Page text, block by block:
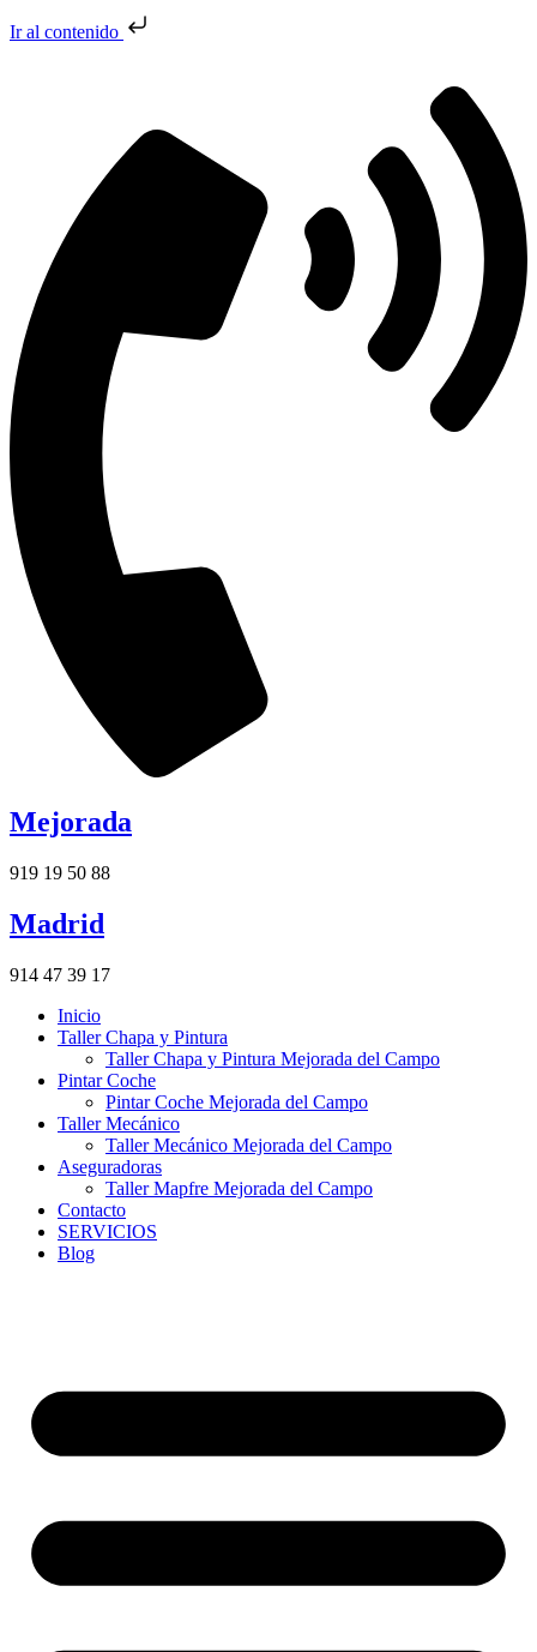
Ir al contenido
Mejorada
919 19 50 88
Madrid
914 47 39 17
Inicio
Taller Chapa y Pintura
Taller Chapa y Pintura Mejorada del Campo
Pintar Coche
Pintar Coche Mejorada del Campo
Taller Mecánico
Taller Mecánico Mejorada del Campo
Aseguradoras
Taller Mapfre Mejorada del Campo
Contacto
SERVICIOS
Blog